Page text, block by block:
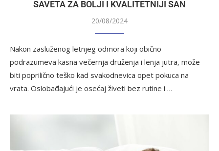
SAVETA ZA BOLJI I KVALITETNIJI SAN
20/08/2024
Nakon zasluženog letnjeg odmora koji obično
podrazumeva kasna večernja druženja i lenja jutra, može
biti poprilično teško kad svakodnevica opet pokuca na
vrata. Oslobađajući je osećaj živeti bez rutine i …